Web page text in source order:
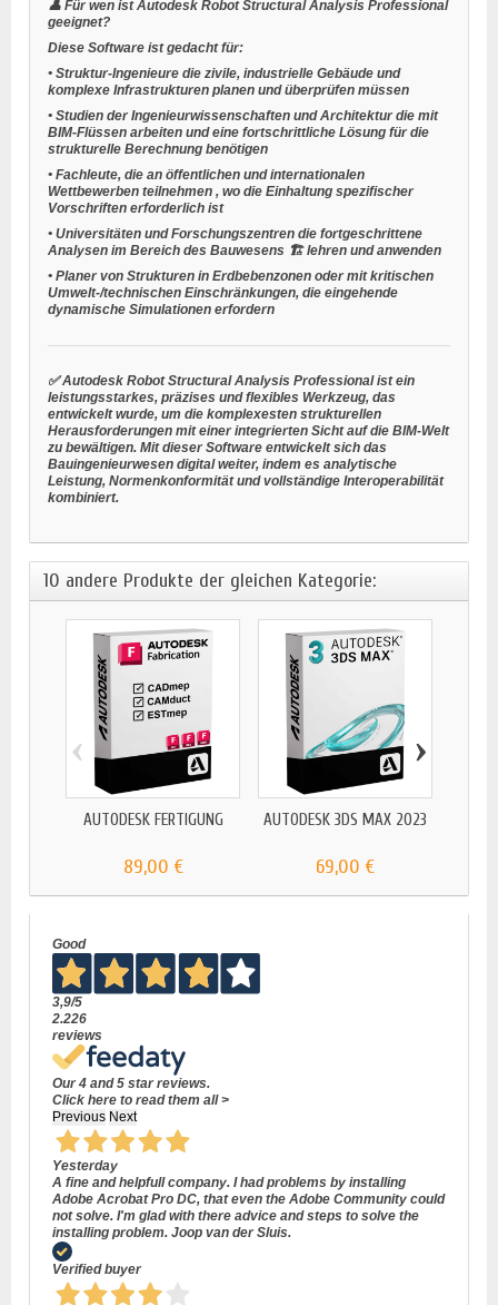
👤 Für wen ist Autodesk Robot Structural Analysis Professional
geeignet?
Diese Software ist gedacht für:
• Struktur-Ingenieure die zivile, industrielle Gebäude und
komplexe Infrastrukturen planen und überprüfen müssen
• Studien der Ingenieurwissenschaften und Architektur die mit
BIM-Flüssen arbeiten und eine fortschrittliche Lösung für die
strukturelle Berechnung benötigen
• Fachleute, die an öffentlichen und internationalen
Wettbewerben teilnehmen , wo die Einhaltung spezifischer
Vorschriften erforderlich ist
• Universitäten und Forschungszentren die fortgeschrittene
Analysen im Bereich des Bauwesens 🏗️ lehren und anwenden
• Planer von Strukturen in Erdbebenzonen oder mit kritischen
Umwelt-/technischen Einschränkungen, die eingehende
dynamische Simulationen erfordern
✅ Autodesk Robot Structural Analysis Professional ist ein
leistungsstarkes, präzises und flexibles Werkzeug, das
entwickelt wurde, um die komplexesten strukturellen
Herausforderungen mit einer integrierten Sicht auf die BIM-Welt
zu bewältigen. Mit dieser Software entwickelt sich das
Bauingenieurwesen digital weiter, indem es analytische
Leistung, Normenkonformität und vollständige Interoperabilität
kombiniert.
10 andere Produkte der gleichen Kategorie:
AUTODESK FERTIGUNG
89,00 €
AUTODESK 3DS MAX 2023
69,00 €
‹ ›
Good
3,9/5
2.226
reviews
Our 4 and 5 star reviews.
Click here to read them all >
Previous Next
Yesterday
A fine and helpfull company. I had problems by installing
Adobe Acrobat Pro DC, that even the Adobe Community could
not solve. I'm glad with there advice and steps to solve the
installing problem. Joop van der Sluis.
Verified buyer